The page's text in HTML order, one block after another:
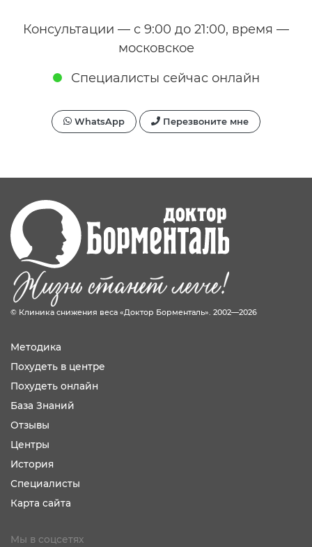
Консультации — с 9:00 до 21:00, время —
московское
Специалисты сейчас онлайн
WhatsApp Перезвоните мне
© Клиника снижения веса «Доктор Борменталь». 2002—2026
Методика
Похудеть в центре
Похудеть онлайн
База Знаний
Отзывы
Центры
История
Специалисты
Карта сайта
Мы в соцсетях